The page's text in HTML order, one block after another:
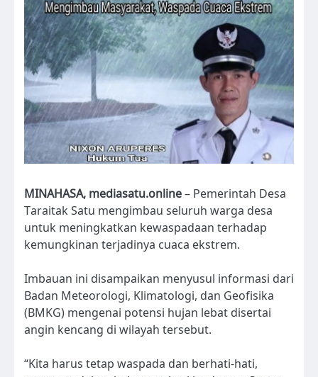
MINAHASA, mediasatu.online– Pemerintah Desa
Taraitak Satu mengimbau seluruh warga desa
untuk meningkatkan kewaspadaan terhadap
kemungkinan terjadinya cuaca ekstrem.
Imbauan ini disampaikan menyusul informasi dari
Badan Meteorologi, Klimatologi, dan Geofisika
(BMKG) mengenai potensi hujan lebat disertai
angin kencang di wilayah tersebut.
“Kita harus tetap waspada dan berhati-hati,